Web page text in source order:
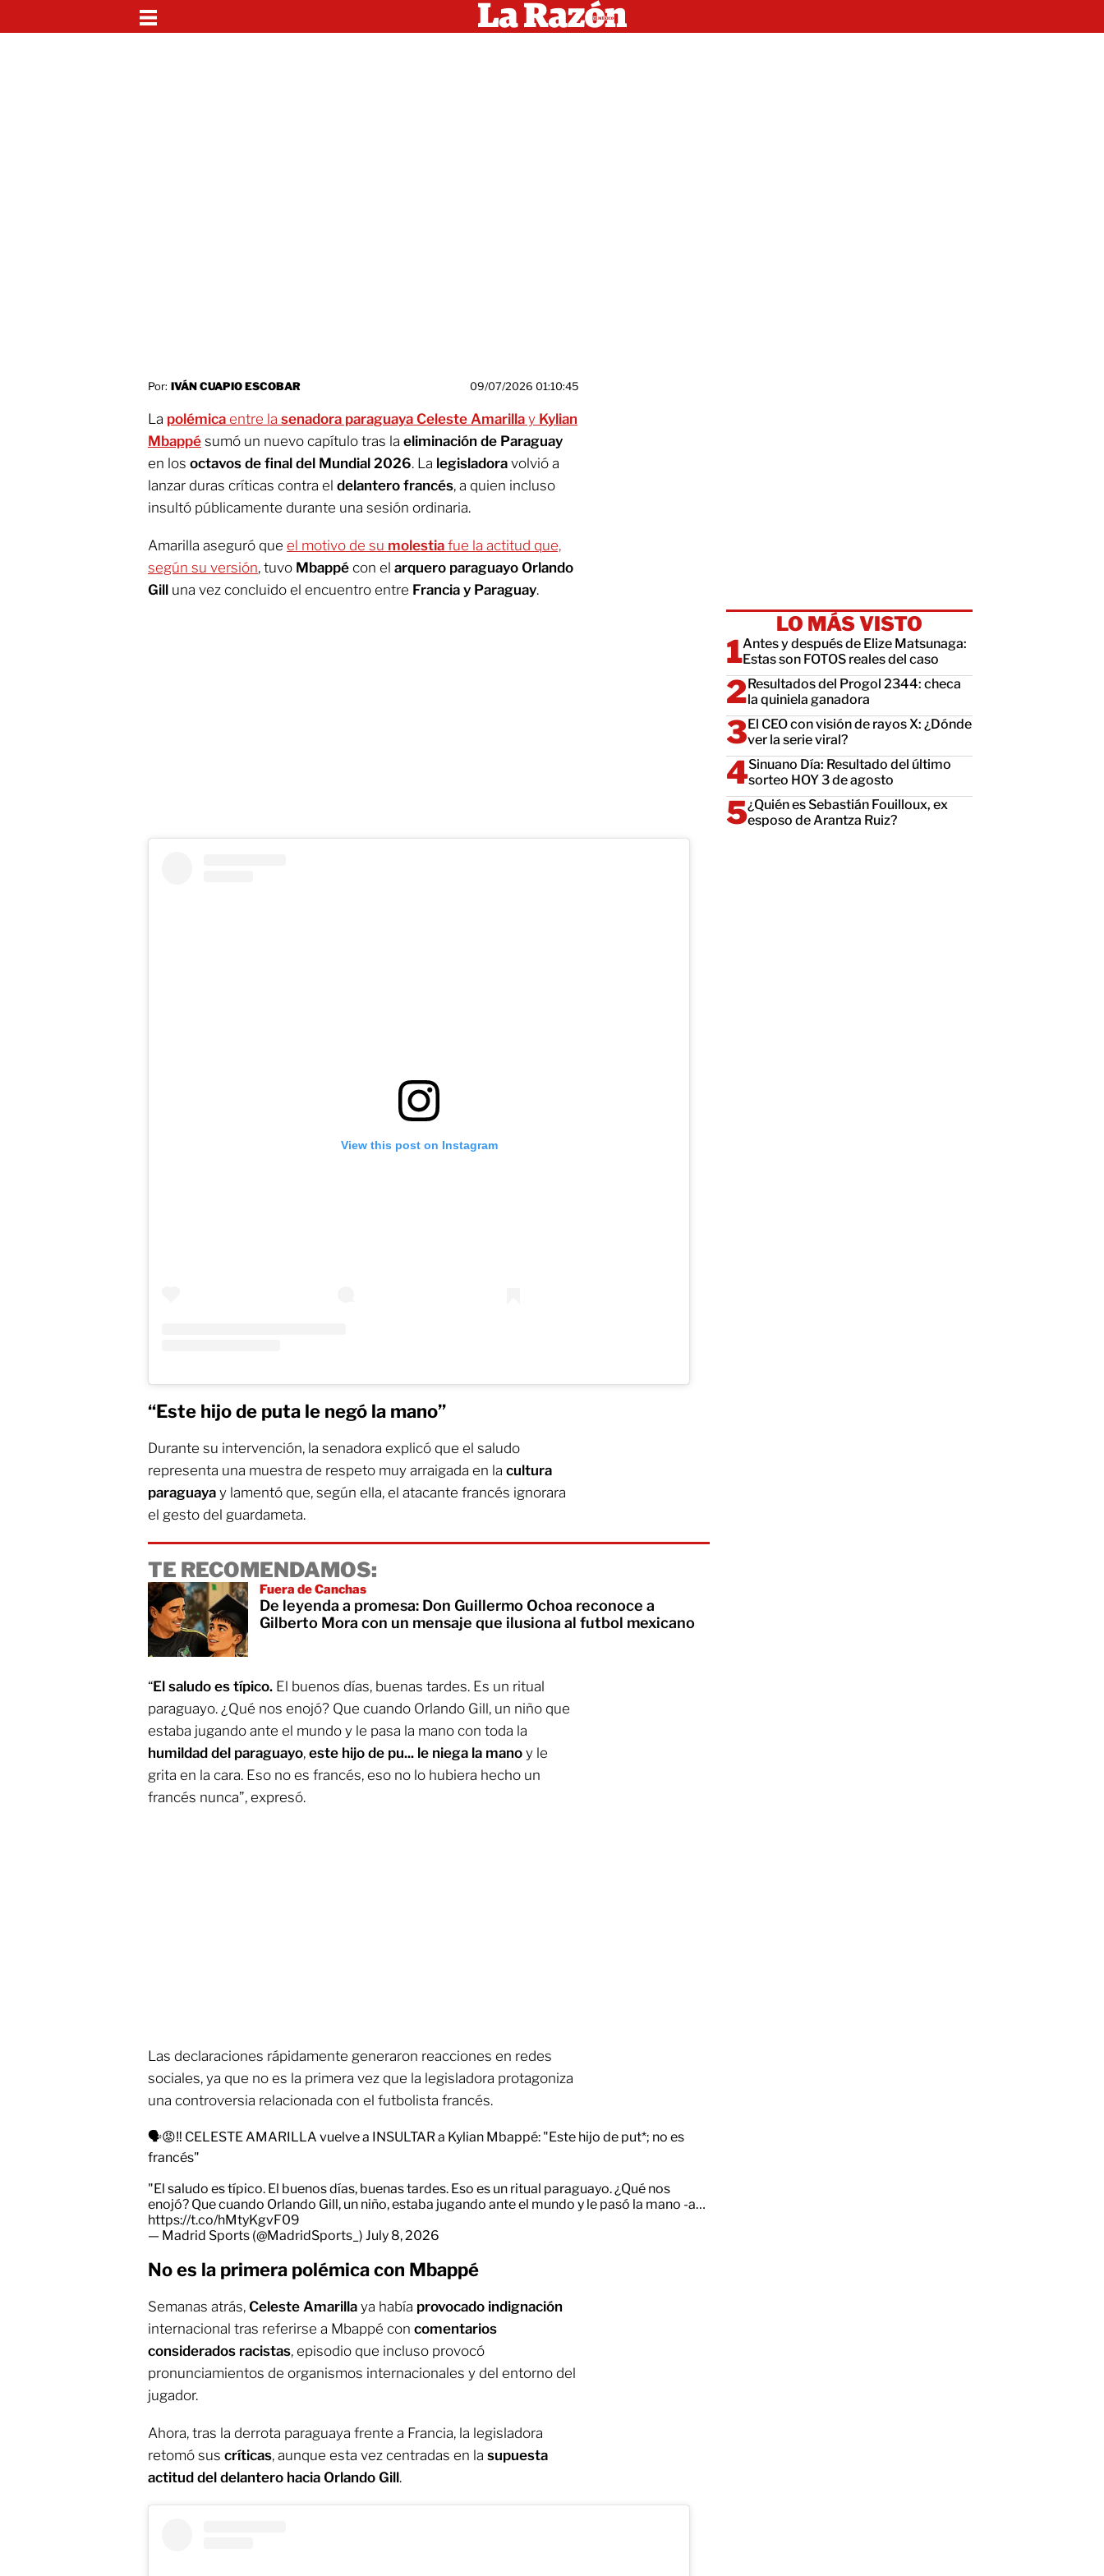
Por: IVÁN CUAPIO ESCOBAR 09/07/2026 01:10:45
La polémica entre la senadora paraguaya Celeste Amarilla y Kylian
Mbappé sumó un nuevo capítulo tras la eliminación de Paraguay
en los octavos de final del Mundial 2026. La legisladora volvió a
lanzar duras críticas contra el delantero francés, a quien incluso
insultó públicamente durante una sesión ordinaria.
Amarilla aseguró que el motivo de su molestia fue la actitud que,
según su versión, tuvo Mbappé con el arquero paraguayo Orlando
Gill una vez concluido el encuentro entre Francia y Paraguay.
View this post on Instagram
“Este hijo de puta le negó la mano”
Durante su intervención, la senadora explicó que el saludo
representa una muestra de respeto muy arraigada en la cultura
paraguaya y lamentó que, según ella, el atacante francés ignorara
el gesto del guardameta.
TE RECOMENDAMOS:
Fuera de Canchas
De leyenda a promesa: Don Guillermo Ochoa reconoce a
Gilberto Mora con un mensaje que ilusiona al futbol mexicano
“El saludo es típico. El buenos días, buenas tardes. Es un ritual
paraguayo. ¿Qué nos enojó? Que cuando Orlando Gill, un niño que
estaba jugando ante el mundo y le pasa la mano con toda la
humildad del paraguayo, este hijo de pu... le niega la mano y le
grita en la cara. Eso no es francés, eso no lo hubiera hecho un
francés nunca”, expresó.
Las declaraciones rápidamente generaron reacciones en redes
sociales, ya que no es la primera vez que la legisladora protagoniza
una controversia relacionada con el futbolista francés.
🗣️😡‼️ CELESTE AMARILLA vuelve a INSULTAR a Kylian Mbappé: "Este hijo de put*; no es
francés"
"El saludo es típico. El buenos días, buenas tardes. Eso es un ritual paraguayo. ¿Qué nos
enojó? Que cuando Orlando Gill, un niño, estaba jugando ante el mundo y le pasó la mano -a…
https://t.co/hMtyKgvF09
— Madrid Sports (@MadridSports_) July 8, 2026
No es la primera polémica con Mbappé
Semanas atrás, Celeste Amarilla ya había provocado indignación
internacional tras referirse a Mbappé con comentarios
considerados racistas, episodio que incluso provocó
pronunciamientos de organismos internacionales y del entorno del
jugador.
Ahora, tras la derrota paraguaya frente a Francia, la legisladora
retomó sus críticas, aunque esta vez centradas en la supuesta
actitud del delantero hacia Orlando Gill.
LO MÁS VISTO
Antes y después de Elize Matsunaga:
Estas son FOTOS reales del caso
Resultados del Progol 2344: checa
la quiniela ganadora
El CEO con visión de rayos X: ¿Dónde
ver la serie viral?
Sinuano Día: Resultado del último
sorteo HOY 3 de agosto
¿Quién es Sebastián Fouilloux, ex
esposo de Arantza Ruiz?